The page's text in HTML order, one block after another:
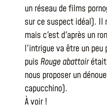
un réseau de films
sur ce suspect idéal). Il
mais c'est d'après un
l'intrigue va être un
puis Rouge abattoirétait
nous proposer un
capucchino).
À voir !